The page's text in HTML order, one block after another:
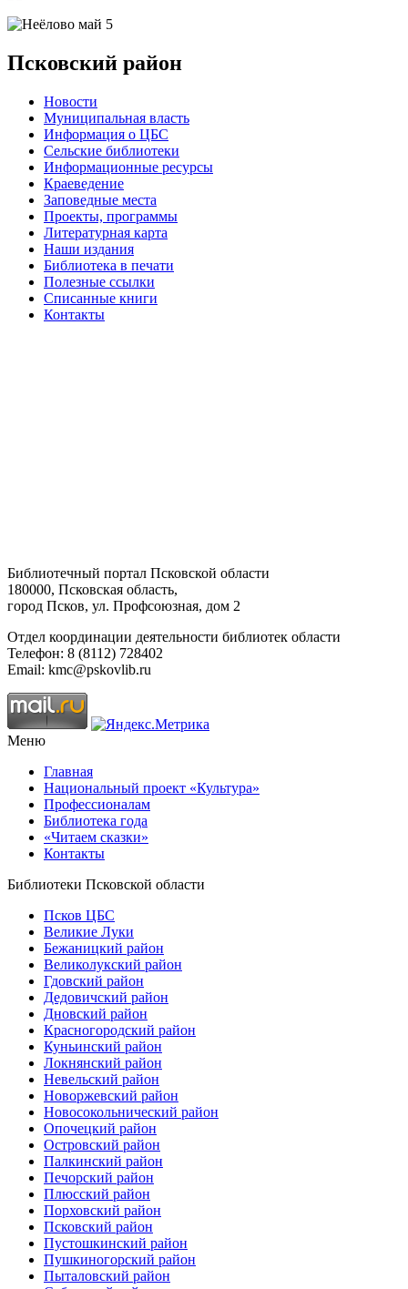
Псковский район
Новости
Муниципальная власть
Информация о ЦБС
Сельские библиотеки
Информационные ресурсы
Краеведение
Заповедные места
Проекты, программы
Литературная карта
Наши издания
Библиотека в печати
Полезные ссылки
Списанные книги
Контакты
Библиотечный портал Псковской области
180000, Псковская область,
город Псков, ул. Профсоюзная, дом 2
Отдел координации деятельности библиотек области
Телефон: 8 (8112) 728402
Email: kmc@pskovlib.ru
Меню
Главная
Национальный проект «Культура»
Профессионалам
Библиотека года
«Читаем сказки»
Контакты
Библиотеки Псковской области
Псков ЦБС
Великие Луки
Бежаницкий район
Великолукский район
Гдовский район
Дедовичский район
Дновский район
Красногородский район
Куньинский район
Локнянский район
Невельский район
Новоржевский район
Новосокольнический район
Опочецкий район
Островский район
Палкинский район
Печорский район
Плюсский район
Порховский район
Псковский район
Пустошкинский район
Пушкиногорский район
Пыталовский район